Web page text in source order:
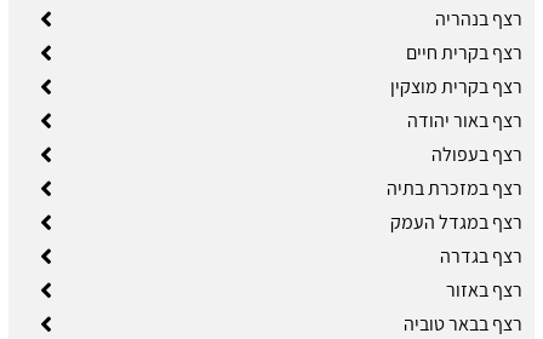
רצף בנהריה
רצף בקרית חיים
רצף בקרית מוצקין
רצף באור יהודה
רצף בעפולה
רצף במזכרת בתיה
רצף במגדל העמק
רצף בגדרה
רצף באזור
רצף בבאר טוביה